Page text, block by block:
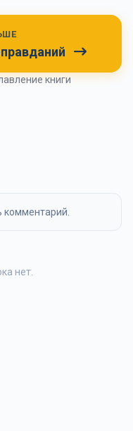
книги
комментарий.
нет.